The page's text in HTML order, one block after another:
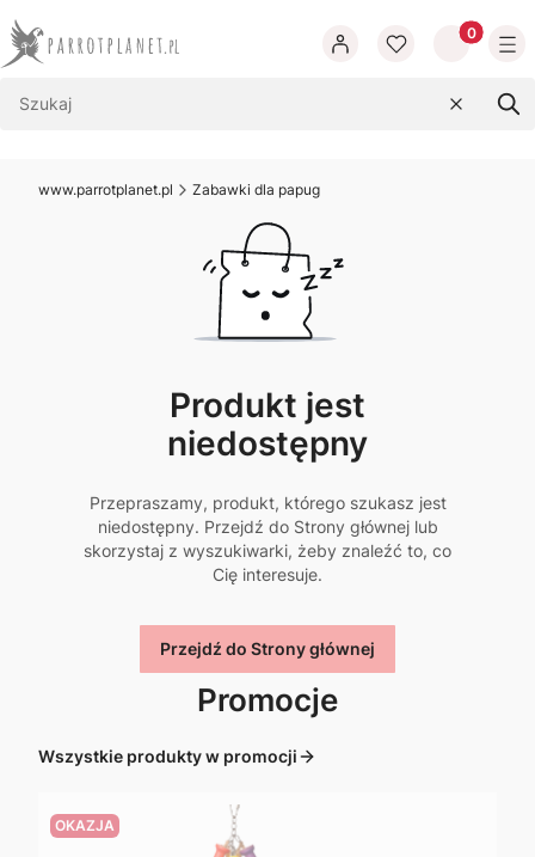
Produkty
Wyczyść
www.parrotplanet.pl Zabawki dla papug
Produkt jest
niedostępny
Przepraszamy, produkt, którego szukasz jest
niedostępny. Przejdź do Strony głównej lub
skorzystaj z wyszukiwarki, żeby znaleźć to, co
Cię interesuje.
Przejdź do Strony głównej
Promocje
Wszystkie produkty w promocji
OKAZJA